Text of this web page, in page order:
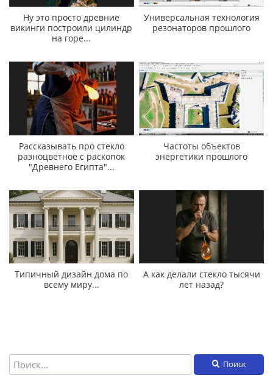
Ну это просто древние
викинги построили цилиндр
на горе...
Универсальная технология
резонаторов прошлого
Рассказывать про стекло
разноцветное с раскопок
"Древнего Египта"...
Частоты объектов
энергетики прошлого
Типичный дизайн дома по
всему миру...
А как делали стекло тысячи
лет назад?
Поиск